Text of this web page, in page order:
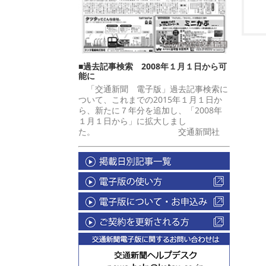
■過去記事検索 2008年１月１日から可
能に
「交通新聞 電子版」過去記事検索に
ついて、これまでの2015年１月１日か
ら、新たに７年分を追加し、「2008年
１月１日から」に拡大しまし
た。 交通新聞社